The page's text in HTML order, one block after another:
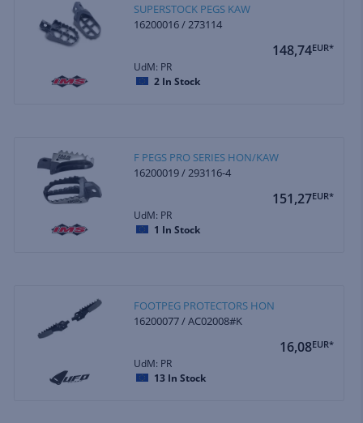
SUPERSTOCK PEGS KAW
16200016 / 273114
148,74EUR*
UdM: PR
2 In Stock
F PEGS PRO SERIES HON/KAW
16200019 / 293116-4
151,27EUR*
UdM: PR
1 In Stock
FOOTPEG PROTECTORS HON
16200077 / AC02008#K
16,08EUR*
UdM: PR
13 In Stock